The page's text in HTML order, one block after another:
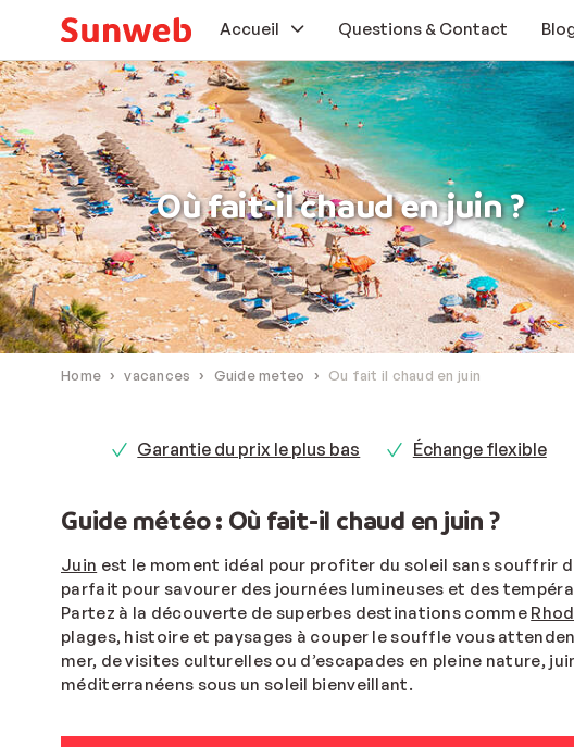
Accueil Questions & Contact
Soleil
Ski
En voiture
Bons plans
Extras
Où fait-il chaud en juin ?
Home vacances Guide meteo Ou fait il chaud en juin
Garantie du prix le plus bas Échange flexible
Guide météo : Où fait-il chaud en juin ?
Juin est le moment idéal pour profiter du soleil sans souffrir
parfait pour savourer des journées lumineuses et des
Partez à la découverte de superbes destinations comme
plages, histoire et paysages à couper le souffle vous
mer, de visites culturelles ou d’escapades en pleine nature,
méditerranéens sous un soleil bienveillant.